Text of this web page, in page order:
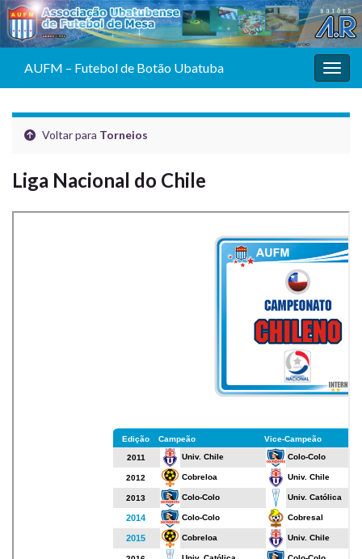
AUFM – Futebol de Botão Ubatuba
Voltar para Torneios
Liga Nacional do Chile